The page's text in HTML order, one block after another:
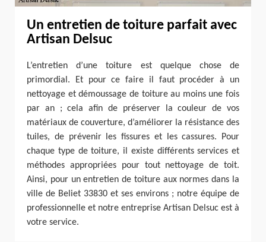
Un entretien de toiture parfait avec
Artisan Delsuc
L’entretien d’une toiture est quelque chose de
primordial. Et pour ce faire il faut procéder à un
nettoyage et démoussage de toiture au moins une fois
par an ; cela afin de préserver la couleur de vos
matériaux de couverture, d’améliorer la résistance des
tuiles, de prévenir les fissures et les cassures. Pour
chaque type de toiture, il existe différents services et
méthodes appropriées pour tout nettoyage de toit.
Ainsi, pour un entretien de toiture aux normes dans la
ville de Beliet 33830 et ses environs ; notre équipe de
professionnelle et notre entreprise Artisan Delsuc est à
votre service.